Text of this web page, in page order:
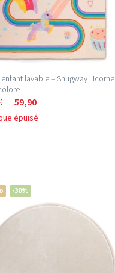
lavable – Snugway Licorne
59,90
épuisé
-30%